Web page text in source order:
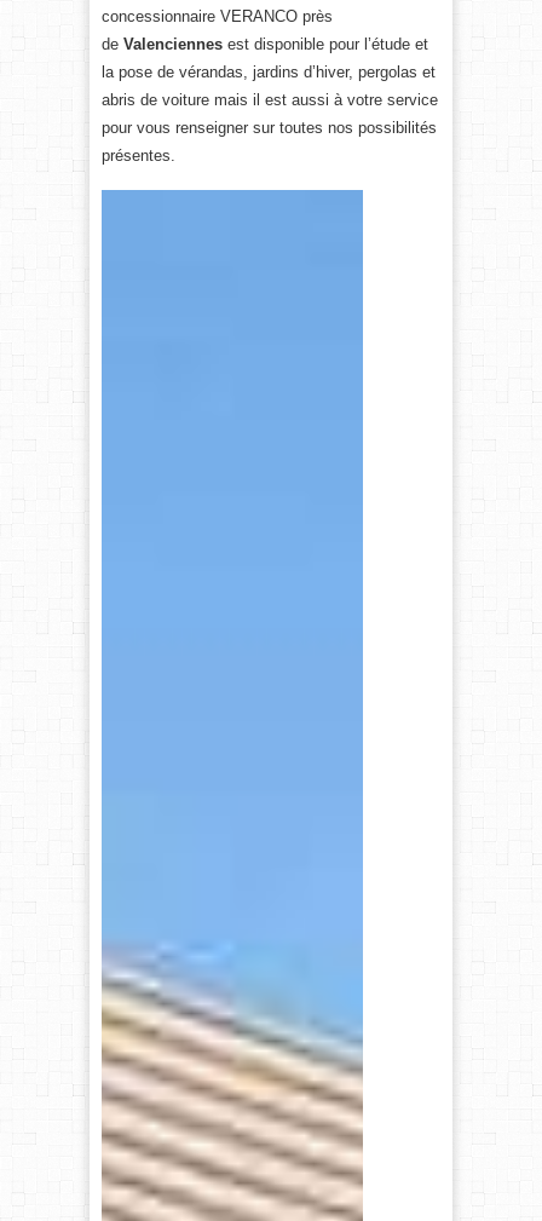
concessionnaire VERANCO près
de Valenciennes est disponible pour l’étude et
la pose de vérandas, jardins d’hiver, pergolas et
abris de voiture mais il est aussi à votre service
pour vous renseigner sur toutes nos possibilités
présentes.